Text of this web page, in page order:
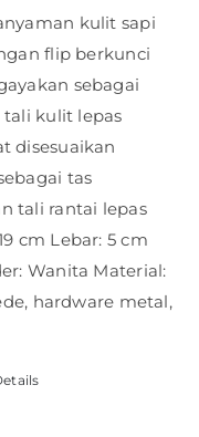
kulit sapi
flip berkunci
sebagai
kulit lepas
disesuaikan
tas
tali rantai lepas
cm Lebar: 5 cm
Wanita Material:
hardware metal,